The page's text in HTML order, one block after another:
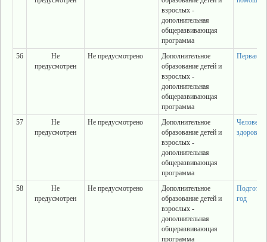
взрослых -
дополнительная
общеразвивающая
программа
56
Не
предусмотрен
Не предусмотрено
Дополнительное
образование детей и
взрослых -
дополнительная
общеразвивающая
программа
Первая
57
Не
предусмотрен
Не предусмотрено
Дополнительное
образование детей и
взрослых -
дополнительная
общеразвивающая
программа
Человек
здоровье
58
Не
предусмотрен
Не предусмотрено
Дополнительное
образование детей и
взрослых -
дополнительная
общеразвивающая
программа
год